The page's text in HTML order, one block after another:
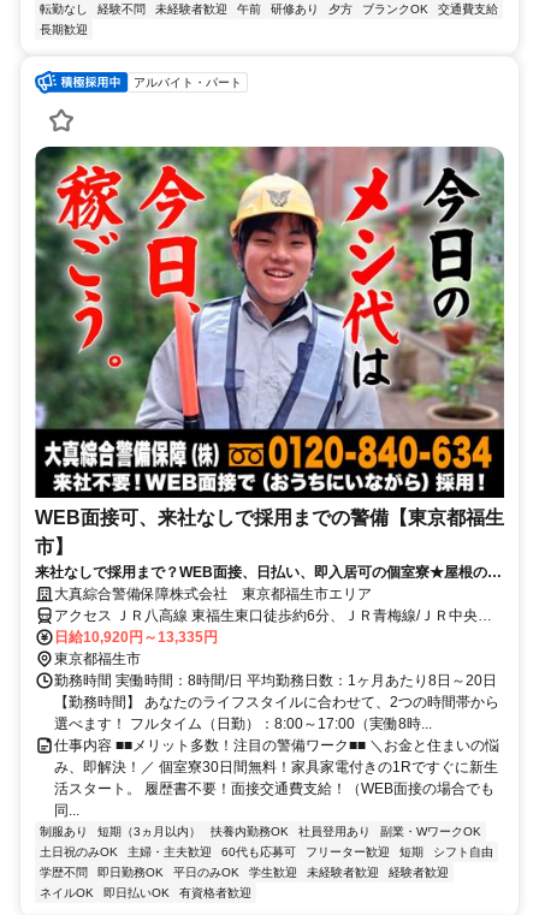
転勤なし
経験不問 未経験者歓迎 午前 研修あり 夕方 ブランクOK
交通費支給
長期歓迎
アルバイト・パート
WEB面接可、来社なしで採用までの警備【東京都福生
市】
来社なしで採用まで？WEB面接、日払い、即入居可の個室寮★屋根の下
で交通誘導！直行直帰OK！
大真綜合警備保障株式会社 東京都福生市エリア
アクセス ＪＲ八高線 東福生東口徒歩約6分、ＪＲ青梅線/ＪＲ中央本
線 福生東口徒歩約13分、ＪＲ青梅線/ＪＲ中央本線 牛浜東口徒歩約13
分 東京都福生市エリア(福生駅、東福生駅)
日給10,920円～13,335円
東京都福生市
勤務時間 実働時間：8時間/日 平均勤務日数：1ヶ月あたり8日～20日
【勤務時間】 あなたのライフスタイルに合わせて、2つの時間帯から
選べます！ フルタイム（日勤）：8:00～17:00（実働8時...
仕事内容 ■■メリット多数！注目の警備ワーク■■ ＼お金と住まいの悩
み、即解決！／ 個室寮30日間無料！家具家電付きの1Rですぐに新生
活スタート。 履歴書不要！面接交通費支給！（WEB面接の場合でも
同...
制服あり 短期（3ヵ月以内） 扶養内勤務OK 社員登用あり
副業・WワークOK
土日祝のみOK
主婦・主夫歓迎 60代も応募可 フリーター歓迎 短期
シフト自由
学歴不問
即日勤務OK 平日のみOK 学生歓迎 未経験者歓迎
経験者歓迎
ネイルOK
即日払いOK 有資格者歓迎